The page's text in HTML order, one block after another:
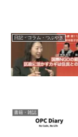
日記・コラム・つぶやき
書籍・雑誌